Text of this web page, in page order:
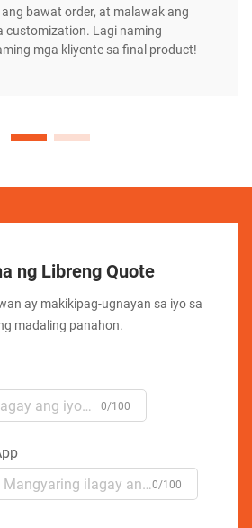
bawat order, at malawak ang
customization. Lagi naming
mga kliyente sa final product!
ng Libreng Quote
ay makikipag-ugnayan sa iyo sa
madaling panahon.
0/100
0/100